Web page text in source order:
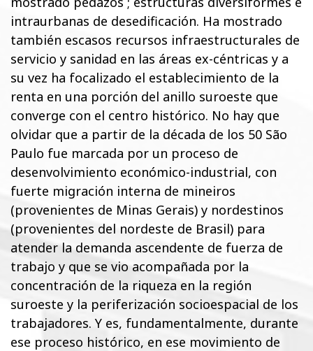
intraurbanas de desedificación. Ha mostrado
también escasos recursos infraestructurales de
servicio y sanidad en las áreas ex-céntricas y a
su vez ha focalizado el establecimiento de la
renta en una porción del anillo suroeste que
converge con el centro histórico. No hay que
olvidar que a partir de la década de los 50 São
Paulo fue marcada por un proceso de
desenvolvimiento económico-industrial, con
fuerte migración interna de mineiros
(provenientes de Minas Gerais) y nordestinos
(provenientes del nordeste de Brasil) para
atender la demanda ascendente de fuerza de
trabajo y que se vio acompañada por la
concentración de la riqueza en la región
suroeste y la periferización socioespacial de los
trabajadores. Y es, fundamentalmente, durante
ese proceso histórico, en ese movimiento de